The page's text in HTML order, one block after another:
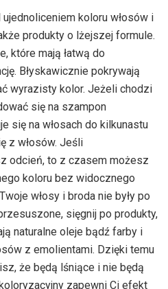
koloru włosów i
produkty o lżejszej formule.
które mają łatwą do
Błyskawicznie pokrywają
wyrazisty kolor. Jeżeli chodzi
się na szampon
się na włosach do kilkunastu
z włosów. Jeśli
odcień, to z czasem możesz
koloru bez widocznego
włosy i broda nie były po
sięgnij po produkty,
naturalne oleje bądź farby i
z emolientami. Dzięki temu
że będą lśniące i nie będą
zapewni Ci efekt